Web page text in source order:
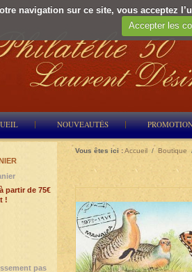
navigation sur ce site, vous acceptez
Accepter les
NOUVEAUTÉS
Vous êtes ici :Accueil / Boutique
pas
partir de 75€
!